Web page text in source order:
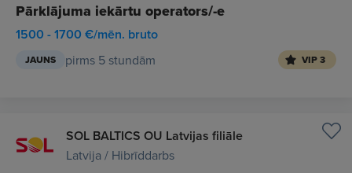
Pārklājuma iekārtu operators/-e
1500 - 1700 €/mēn. bruto
JAUNS pirms 5 stundām VIP 3
SOL BALTICS OU Latvijas filiāle
Latvija / Hibrīddarbs